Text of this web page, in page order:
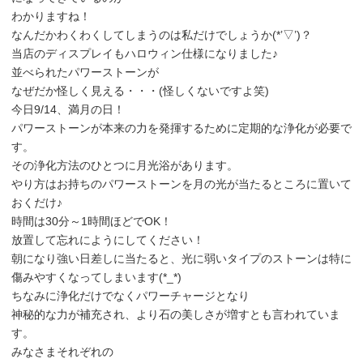
わかりますね！
なんだかわくわくしてしまうのは私だけでしょうか(*’▽’)？
当店のディスプレイもハロウィン仕様になりました♪
並べられたパワーストーンが
なぜだか怪しく見える・・・(怪しくないですよ笑)
今日9/14、満月の日！
パワーストーンが本来の力を発揮するために定期的な浄化が必要で
す。
その浄化方法のひとつに月光浴があります。
やり方はお持ちのパワーストーンを月の光が当たるところに置いて
おくだけ♪
時間は30分～1時間ほどでOK！
放置して忘れにようにしてください！
朝になり強い日差しに当たると、光に弱いタイプのストーンは特に
傷みやすくなってしまいます(*_*)
ちなみに浄化だけでなくパワーチャージとなり
神秘的な力が補充され、より石の美しさが増すとも言われていま
す。
みなさまそれぞれの